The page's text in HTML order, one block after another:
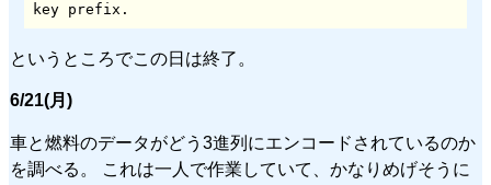
key prefix.
というところでこの日は終了。
6/21(月)
車と燃料のデータがどう3進列にエンコードされているのか
を調べる。 これは一人で作業していて、かなりめげそうに